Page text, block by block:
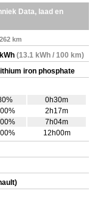
Data, laad en
km
(13.1 kWh / 100 km)
iron phosphate
0h30m
2h17m
7h04m
12h00m